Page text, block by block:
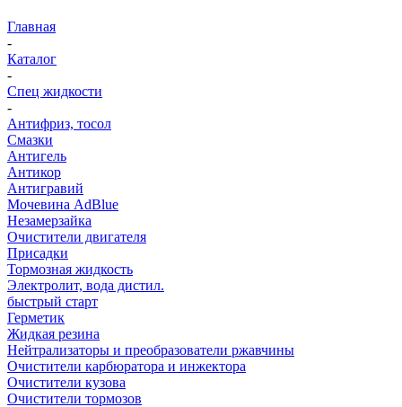
Главная
-
Каталог
-
Спец жидкости
-
Антифриз, тосол
Смазки
Антигель
Антикор
Антигравий
Мочевина AdBlue
Незамерзайка
Очистители двигателя
Присадки
Тормозная жидкость
Электролит, вода дистил.
быстрый старт
Герметик
Жидкая резина
Нейтрализаторы и преобразователи ржавчины
Очистители карбюратора и инжектора
Очистители кузова
Очистители тормозов